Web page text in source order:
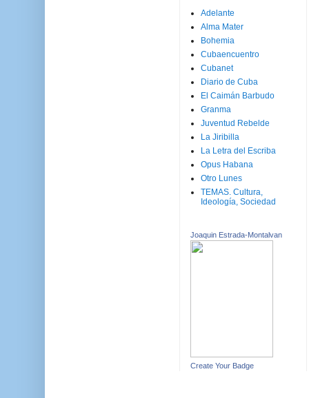
Adelante
Alma Mater
Bohemia
Cubaencuentro
Cubanet
Diario de Cuba
El Caimán Barbudo
Granma
Juventud Rebelde
La Jiribilla
La Letra del Escriba
Opus Habana
Otro Lunes
TEMAS. Cultura,
Ideología, Sociedad
Joaquin Estrada-Montalvan
Create Your Badge